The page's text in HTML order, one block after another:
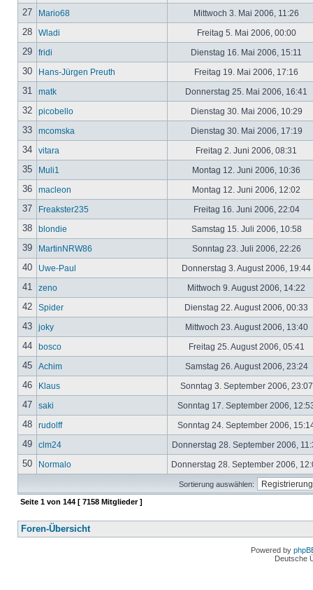
27 Mario68 Mittwoch 3. Mai 2006, 11:26
28 Wladi Freitag 5. Mai 2006, 00:00
29 fridi Dienstag 16. Mai 2006, 15:11
30 Hans-Jürgen Preuth Freitag 19. Mai 2006, 17:16
31 matk Donnerstag 25. Mai 2006, 16:41
32 picobello Dienstag 30. Mai 2006, 10:29
33 mcomska Dienstag 30. Mai 2006, 17:19
34 vitara Freitag 2. Juni 2006, 08:31
35 Muli1 Montag 12. Juni 2006, 10:36
36 macleon Montag 12. Juni 2006, 12:02
37 Freakster235 Freitag 16. Juni 2006, 22:04
38 blondie Samstag 15. Juli 2006, 10:58
39 MartinNRW86 Sonntag 23. Juli 2006, 22:26
40 Uwe-Paul Donnerstag 3. August 2006, 19:44
41 zeno Mittwoch 9. August 2006, 14:22
42 Spider Dienstag 22. August 2006, 00:33
43 joky Mittwoch 23. August 2006, 13:40
44 bosco Freitag 25. August 2006, 05:41
45 Achim Samstag 26. August 2006, 23:24
46 Klaus Sonntag 3. September 2006,
47 saki Sonntag 17. September 2006,
48 rudolff Sonntag 24. September 2006,
49 clm24 Donnerstag 28. September 2006,
50 Normalo Donnerstag 28. September 2006,
Sortierung auswählen:
Seite 1 von 144 [ 7158 Mitglieder ]
Foren-Übersicht
Powered by
Deutsche